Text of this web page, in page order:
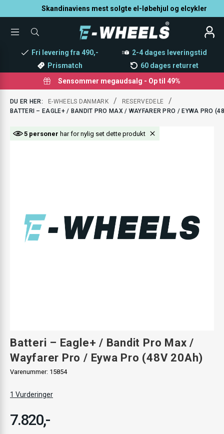
Skandinaviens mest solgte el-løbehjul og elcykler
TOGGLESØG
Fri levering fra 490,-
2-4 dages leveringstid
Prismatch
60 dages returret
Sensommer megaudsalg - Op til 49%
DU ER HER: E-WHEELS DANMARK / RESERVEDELE /
BATTERI – EAGLE+ / BANDIT PRO MAX / WAYFARER PRO / EYWA PRO
5 personer har for nylig set dette produkt
Batteri – Eagle+ / Bandit Pro Max /
Wayfarer Pro / Eywa Pro (48V 20Ah)
Varenummer: 15854
1 Vurderinger
7.820,-